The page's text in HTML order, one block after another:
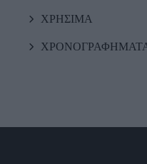
ΧΡΗΣΙΜΑ